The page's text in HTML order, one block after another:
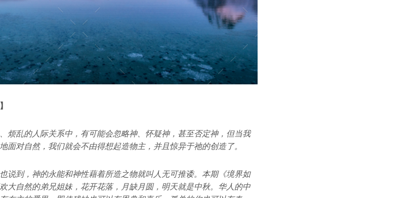
烦乱的人际关系中，有可能会忽略神、怀疑神，甚至否定神，但当我
面对自然，我们就会不由得想起造物主，并且惊异于祂的创造了。
说到，神的永能和神性藉着所造之物就叫人无可推诿。本期《境界如
大自然的弟兄姐妹，花开花落，月缺月圆，明天就是中秋。华人的中